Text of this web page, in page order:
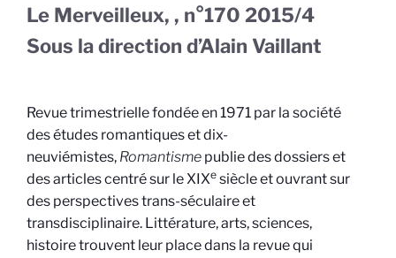
Le Merveilleux, , n°170 2015/4
Sous la direction d’Alain Vaillant
Revue trimestrielle fondée en 1971 par la société
des études romantiques et dix-
neuviémistes, Romantisme publie des dossiers et
des articles centré sur le XIXe siècle et ouvrant sur
des perspectives trans-séculaire et
transdisciplinaire. Littérature, arts, sciences,
histoire trouvent leur place dans la revue qui